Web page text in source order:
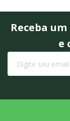
Receba
e